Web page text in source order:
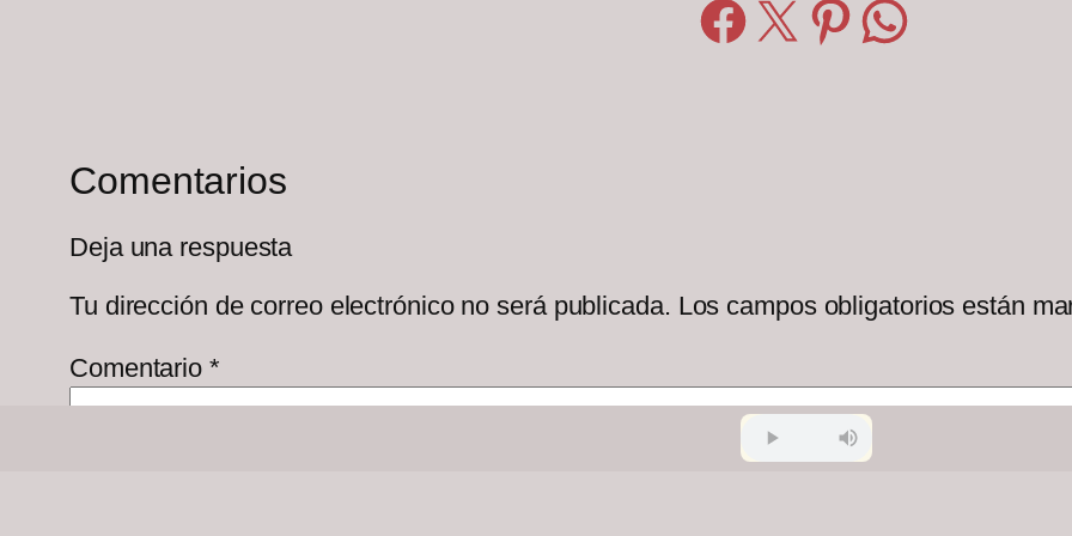
Compartir en Facebook
Compartir en X Compartir en Pinterest
Compartir en WhatsApp
Comentarios
Deja una respuesta
Tu dirección de correo electrónico no será publicada. Los campos obligatorios están
Comentario *